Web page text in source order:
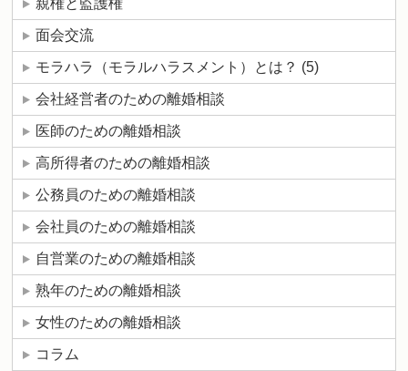
親権と監護権
面会交流
モラハラ（モラルハラスメント）とは？ (5)
会社経営者のための離婚相談
医師のための離婚相談
高所得者のための離婚相談
公務員のための離婚相談
会社員のための離婚相談
自営業のための離婚相談
熟年のための離婚相談
女性のための離婚相談
コラム